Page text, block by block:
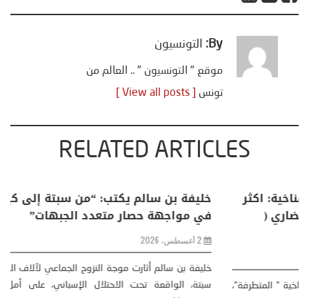
By: التونسيون
موقع " التونسيون " .. العالم من
تونس
RELATED ARTICLES
منذر بالضيافي يكتب حول: التغيرات المناخية: اكثر
من ظاهرة طبيعية .. تحول اجتماعي وحضاري (
مقاربة سوسيولوجية )
كتب: منذر بالضيافي بدأت قصتي مع التغييرات المناخية ” المتطرفة”،